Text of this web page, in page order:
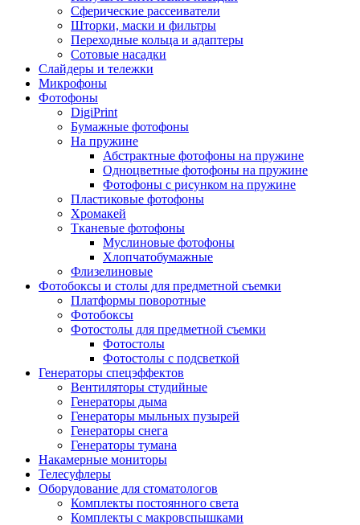
Сферические рассеиватели
Шторки, маски и фильтры
Переходные кольца и адаптеры
Сотовые насадки
Слайдеры и тележки
Микрофоны
Фотофоны
DigiPrint
Бумажные фотофоны
На пружине
Абстрактные фотофоны на пружине
Одноцветные фотофоны на пружине
Фотофоны с рисунком на пружине
Пластиковые фотофоны
Хромакей
Тканевые фотофоны
Муслиновые фотофоны
Хлопчатобумажные
Флизелиновые
Фотобоксы и столы для предметной съемки
Платформы поворотные
Фотобоксы
Фотостолы для предметной съемки
Фотостолы
Фотостолы с подсветкой
Генераторы спецэффектов
Вентиляторы студийные
Генераторы дыма
Генераторы мыльных пузырей
Генераторы снега
Генераторы тумана
Накамерные мониторы
Телесуфлеры
Оборудование для стоматологов
Комплекты постоянного света
Комплекты с макровспышками